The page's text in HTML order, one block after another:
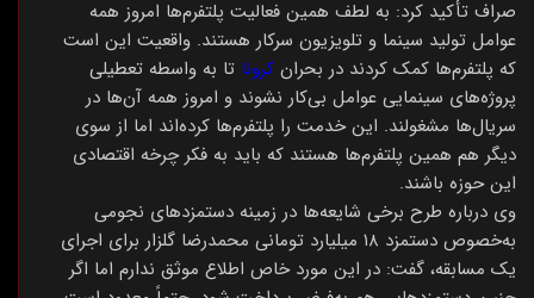
صراف تأکید کرد: به لطف همین فعالیت پلتفرم‌ها امروز همه
عوامل تولید سینما و تلویزیون سرکار هستند. واقعیت این است
که پلتفرم‌ها کمک کردند در بحران کرونا تا به واسطه تعطیلی
پروژه‌های سینمایی عوامل بی‌کار نشوند و امروز همه آن‌ها در
سریال‌ها مشغولند. این خدمت را پلتفرم‌ها کرده‌اند اما از سوی
دیگر هم همین پلتفرم‌ها هستند که باید به فکر چرخه اقتصادی
این حوزه باشند.
وی درباره طرح برخی شایعه‌ها در زمینه دستمزدهای نجومی
به‌خصوص دستمزد ۱۸ میلیارد تومانی محمدرضا گلزار برای اجرای
یک مسابقه، گفت: در این مورد خاص اطلاع موثق ندارم اما اگر